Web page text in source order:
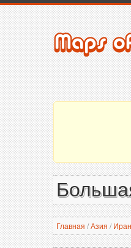
Главная /Азия / Иран